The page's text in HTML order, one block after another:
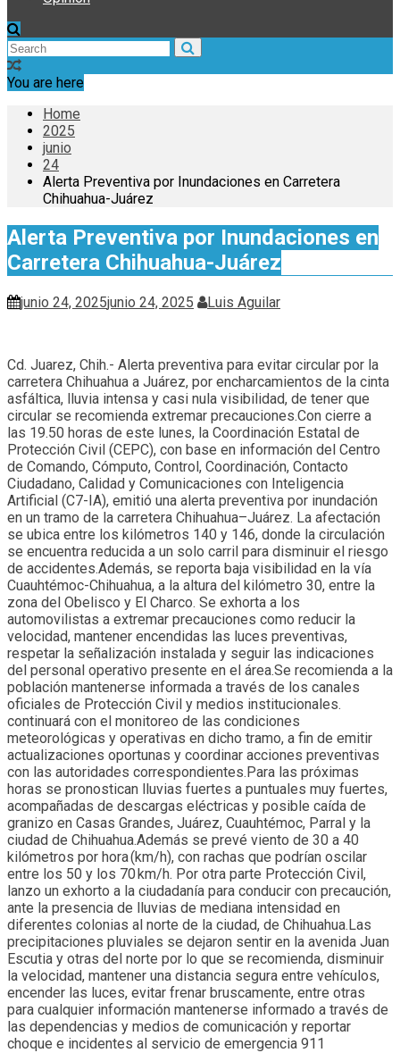
You are here
Home
2025
junio
24
Alerta Preventiva por Inundaciones en Carretera
Chihuahua-Juárez
Alerta Preventiva por Inundaciones en
Carretera Chihuahua-Juárez
junio 24, 2025junio 24, 2025 Luis Aguilar
Cd. Juarez, Chih.- Alerta preventiva para evitar circular por la
carretera Chihuahua a Juárez, por encharcamientos de la cinta
asfáltica, lluvia intensa y casi nula visibilidad, de tener que
circular se recomienda extremar precauciones.Con cierre a
las 19.50 horas de este lunes, la Coordinación Estatal de
Protección Civil (CEPC), con base en información del Centro
de Comando, Cómputo, Control, Coordinación, Contacto
Ciudadano, Calidad y Comunicaciones con Inteligencia
Artificial (C7-IA), emitió una alerta preventiva por inundación
en un tramo de la carretera Chihuahua–Juárez. La afectación
se ubica entre los kilómetros 140 y 146, donde la circulación
se encuentra reducida a un solo carril para disminuir el riesgo
de accidentes.Además, se reporta baja visibilidad en la vía
Cuauhtémoc-Chihuahua, a la altura del kilómetro 30, entre la
zona del Obelisco y El Charco. Se exhorta a los
automovilistas a extremar precauciones como reducir la
velocidad, mantener encendidas las luces preventivas,
respetar la señalización instalada y seguir las indicaciones
del personal operativo presente en el área.Se recomienda a la
población mantenerse informada a través de los canales
oficiales de Protección Civil y medios institucionales.
continuará con el monitoreo de las condiciones
meteorológicas y operativas en dicho tramo, a fin de emitir
actualizaciones oportunas y coordinar acciones preventivas
con las autoridades correspondientes.Para las próximas
horas se pronostican lluvias fuertes a puntuales muy fuertes,
acompañadas de descargas eléctricas y posible caída de
granizo en Casas Grandes, Juárez, Cuauhtémoc, Parral y la
ciudad de Chihuahua.Además se prevé viento de 30 a 40
kilómetros por hora (km/h), con rachas que podrían oscilar
entre los 50 y los 70 km/h. Por otra parte Protección Civil,
lanzo un exhorto a la ciudadanía para conducir con precaución,
ante la presencia de lluvias de mediana intensidad en
diferentes colonias al norte de la ciudad, de Chihuahua.Las
precipitaciones pluviales se dejaron sentir en la avenida Juan
Escutia y otras del norte por lo que se recomienda, disminuir
la velocidad, mantener una distancia segura entre vehículos,
encender las luces, evitar frenar bruscamente, entre otras
para cualquier información mantenerse informado a través de
las dependencias y medios de comunicación y reportar
choque e incidentes al servicio de emergencia 911